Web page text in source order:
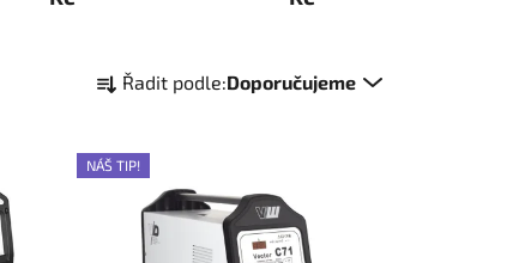
a
e
n
Řadit podle:Doporučujeme
NÁŠ TIP!